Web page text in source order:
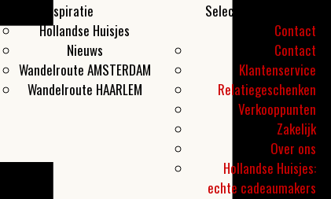
Inspiratie
Hollandse Huisjes
Nieuws
Wandelroute AMSTERDAM
Wandelroute HAARLEM
Selecteer een pagina
Contact
Contact
Klantenservice
Relatiegeschenken
Verkooppunten
Zakelijk
Over ons
Hollandse Huisjes:
echte cadeaumakers